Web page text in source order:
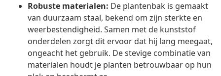
Robuste materialen: De plantenbak is gemaakt
van duurzaam staal, bekend om zijn sterkte en
weerbestendigheid. Samen met de kunststof
onderdelen zorgt dit ervoor dat hij lang meegaat,
ongeacht het gebruik. De stevige combinatie van
materialen houdt je planten betrouwbaar op hun